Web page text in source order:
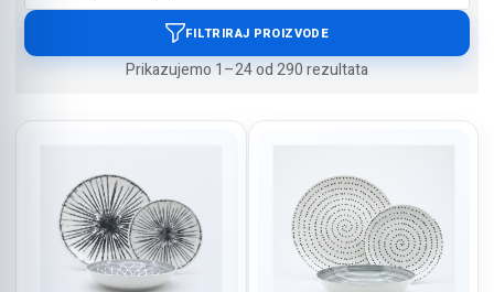
Prikazujemo 1–24 od 290 rezultataPoredano
najnovijem